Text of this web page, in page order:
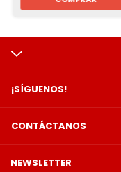
¡SÍGUENOS!
CONTÁCTANOS
NEWSLETTER